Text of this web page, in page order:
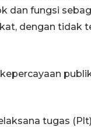
dan fungsi
dengan tidak
tugas